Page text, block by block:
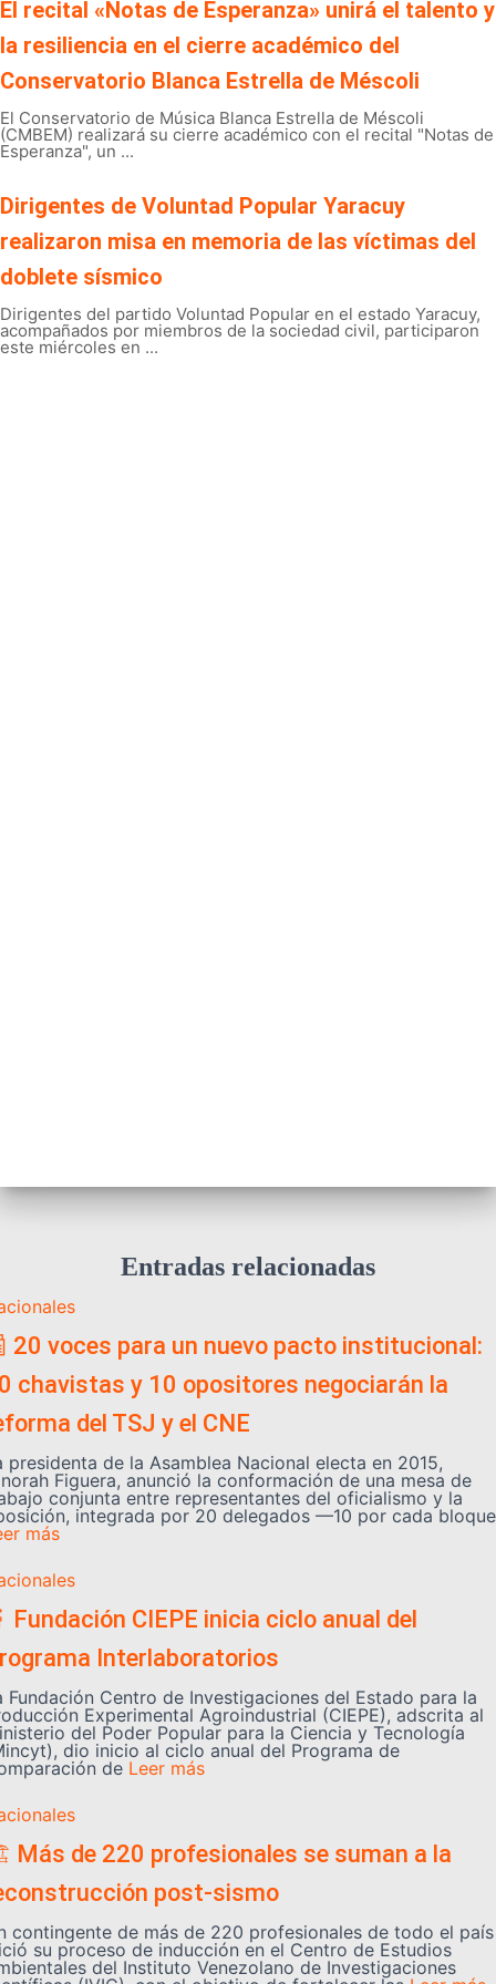
El recital «Notas de Esperanza» unirá el talento y
la resiliencia en el cierre académico del
Conservatorio Blanca Estrella de Méscoli
El Conservatorio de Música Blanca Estrella de Méscoli
(CMBEM) realizará su cierre académico con el recital "Notas de
Esperanza", un ...
Dirigentes de Voluntad Popular Yaracuy
realizaron misa en memoria de las víctimas del
doblete sísmico
Dirigentes del partido Voluntad Popular en el estado Yaracuy,
acompañados por miembros de la sociedad civil, participaron
este miércoles en ...
Entradas relacionadas
20 voces para un nuevo pacto institucional:
chavistas y 10 opositores negociarán la
del TSJ y el CNE
presidenta de la Asamblea Nacional electa en 2015,
Figuera, anunció la conformación de una mesa de
conjunta entre representantes del oficialismo y la
integrada por 20 delegados —10 por cada bloque
más
Fundación CIEPE inicia ciclo anual del
Interlaboratorios
Fundación Centro de Investigaciones del Estado para la
Experimental Agroindustrial (CIEPE), adscrita al
del Poder Popular para la Ciencia y Tecnología
dio inicio al ciclo anual del Programa de
de Leer más
de 220 profesionales se suman a la
post-sismo
contingente de más de 220 profesionales de todo el país
su proceso de inducción en el Centro de Estudios
del Instituto Venezolano de Investigaciones